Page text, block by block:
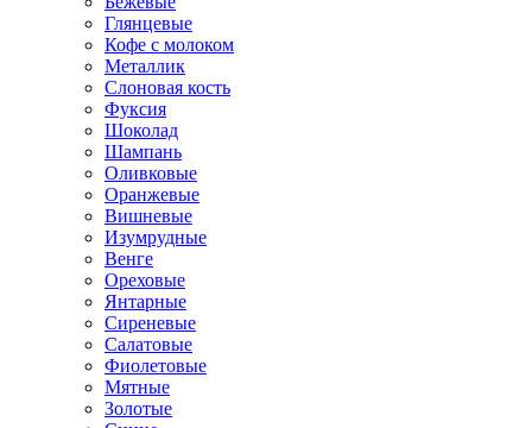
Глянцевые
Кофе с молоком
Металлик
Слоновая кость
Фуксия
Шоколад
Шампань
Оливковые
Оранжевые
Вишневые
Изумрудные
Венге
Ореховые
Янтарные
Сиреневые
Салатовые
Фиолетовые
Мятные
Золотые